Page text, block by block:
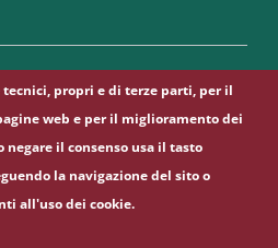
propri e di terze parti, per il
web e per il miglioramento dei
negare il consenso usa il tasto
la navigazione del sito o
all'uso dei cookie.